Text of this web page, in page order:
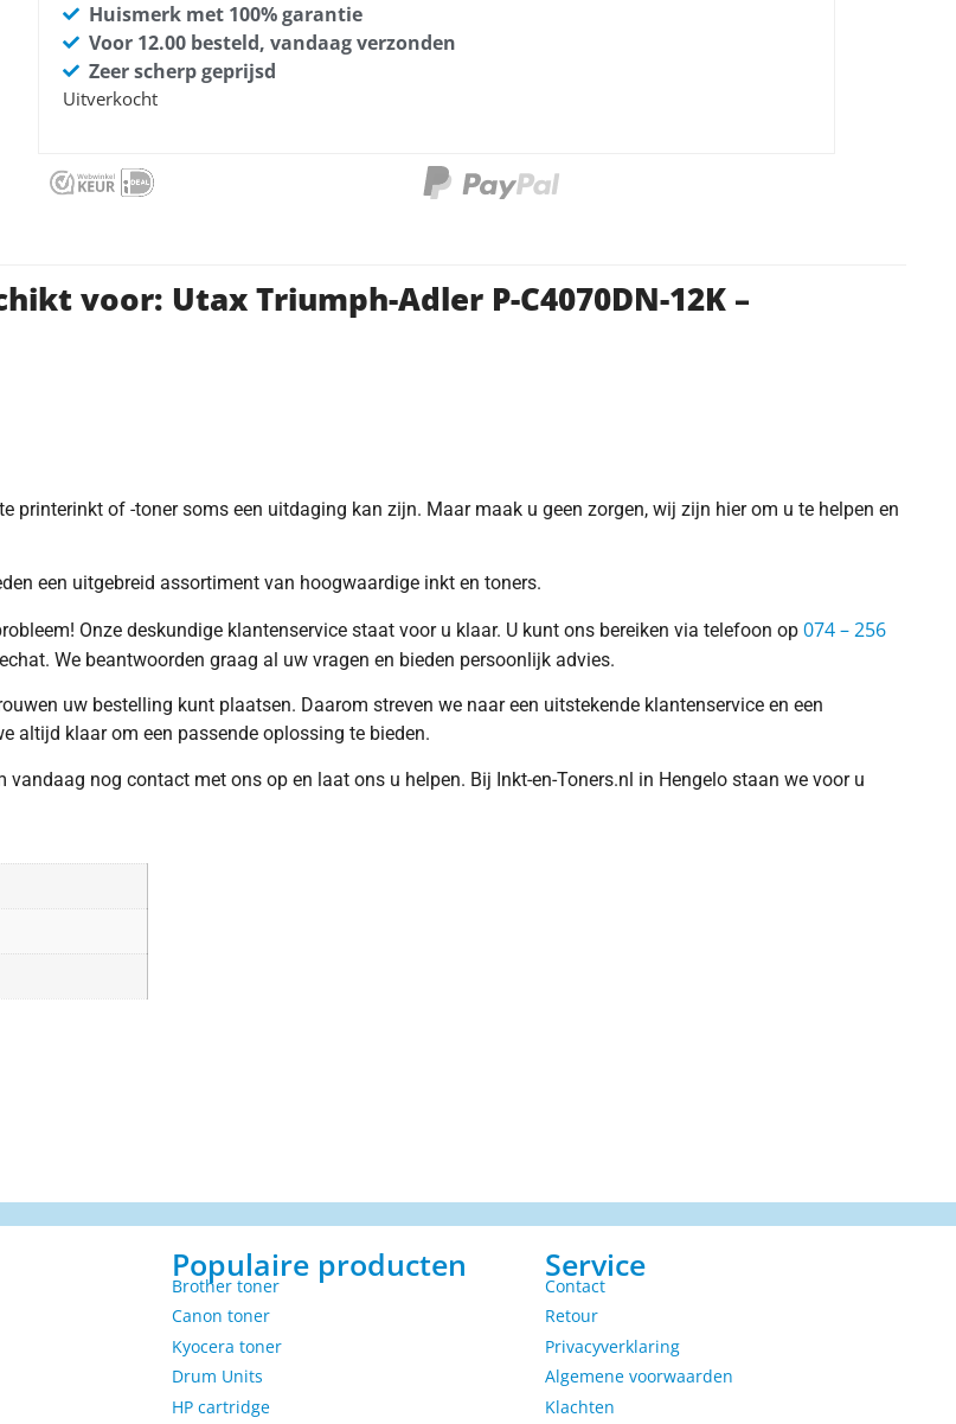
Huismerk met 100% garantie
Voor 12.00 besteld, vandaag verzonden
Zeer scherp geprijsd
Uitverkocht
voor: Utax Triumph-Adler P-C4070DN-12K –
printerinkt of -toner soms een uitdaging kan zijn. Maar maak u geen zorgen, wij zijn hier om u te helpen en
een uitgebreid assortiment van hoogwaardige inkt en toners.
Onze deskundige klantenservice staat voor u klaar. U kunt ons bereiken via telefoon op 074 – 256
We beantwoorden graag al uw vragen en bieden persoonlijk advies.
uw bestelling kunt plaatsen. Daarom streven we naar een uitstekende klantenservice en een
altijd klaar om een passende oplossing te bieden.
nog contact met ons op en laat ons u helpen. Bij Inkt-en-Toners.nl in Hengelo staan we voor u
Populaire producten
Brother toner
Canon toner
Kyocera toner
Drum Units
HP cartridge
Service
Contact
Retour
Privacyverklaring
Algemene voorwaarden
Klachten